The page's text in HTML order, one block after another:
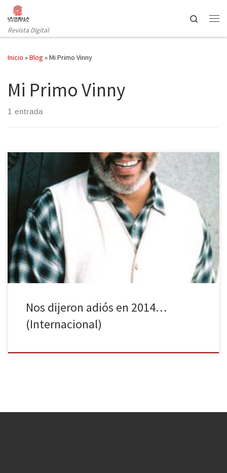
Saltar al contenido
Revista Digital
Search
Inicio »Blog »Mi Primo Vinny
Mi Primo Vinny
1 entrada
Como bien sabéis, hace unos días hacíamos un balance a los
personajes televisivos que habían fallecido en 2014 a nivel
nacional, así que hoy es el turno de hacer un repaso a los actores
famosos en el ámbito internacional que nos han dejado en el
último año, conocidos tanto en la […]
Nos dijeron adiós en 2014…
(Internacional)